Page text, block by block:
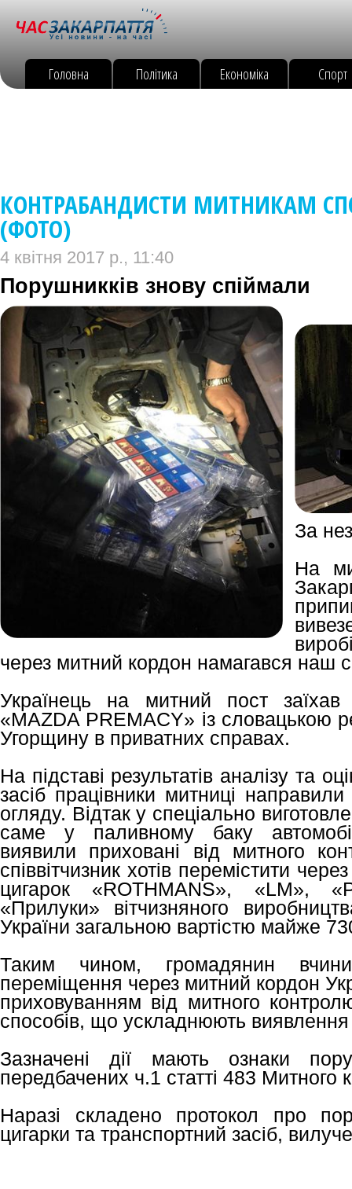
Головна Політика Економіка Спорт
КОНТРАБАНДИСТИ МИТНИКАМ
(ФОТО)
4 квітня 2017 р., 11:40
Порушникків знову спіймали
За
На
через митний кордон намагався наш
Українець на митний пост заїхав
«MAZDA PREMACY» із словацькою
Угорщину в приватних справах.
На підставі результатів аналізу та
засіб працівники митниці
огляду. Відтак у спеціально
саме у паливному баку
виявили приховані від митного
співвітчизник хотів перемістити
цигарок «ROTHMANS», «LM»,
«Прилуки» вітчизняного
України загальною вартістю майже
Таким чином, громадянин
переміщення через митний кордон
приховуванням від митного
способів, що ускладнюють виявлення
Зазначені дії мають ознаки
передбачених ч.1 статті 483 Митного
Наразі складено протокол про
цигарки та транспортний засіб,